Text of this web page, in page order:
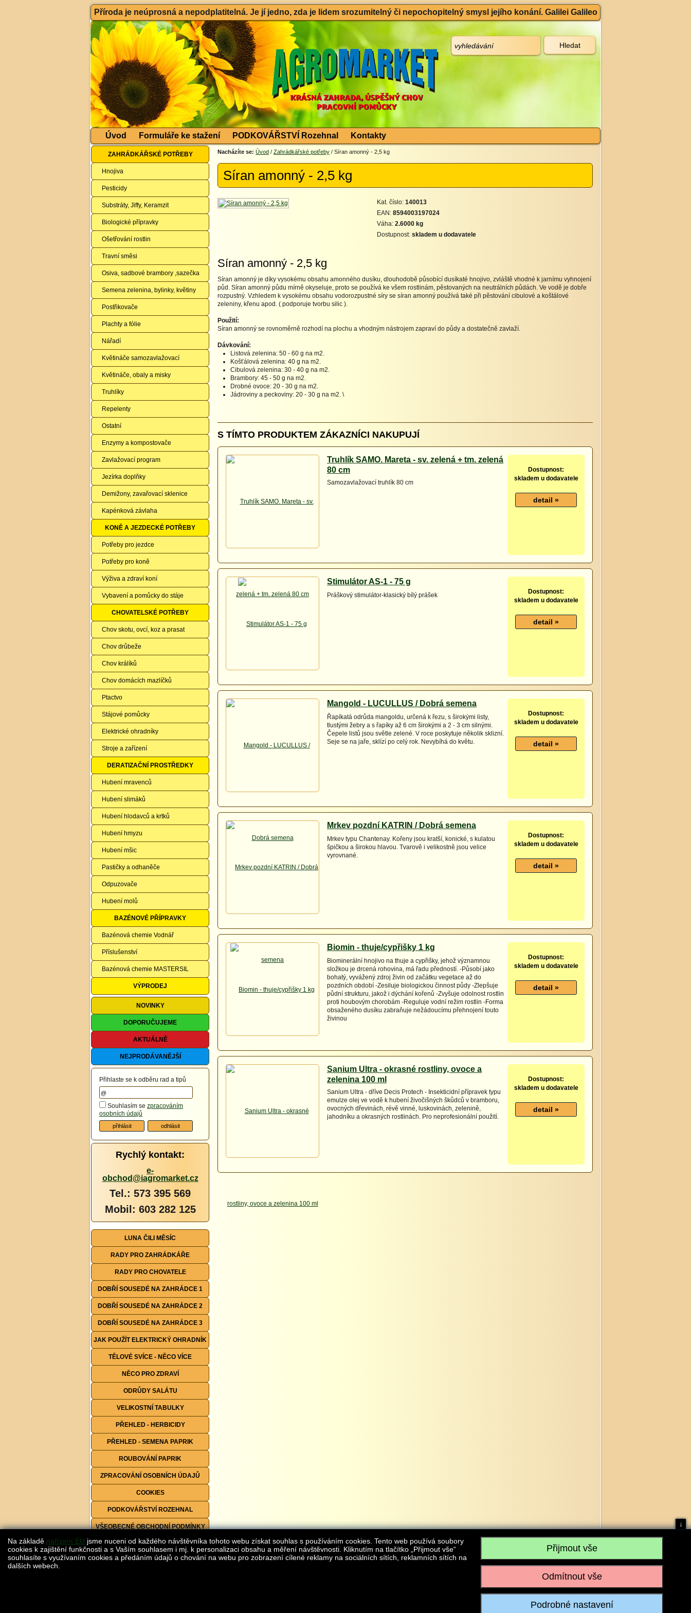
Příroda je neúprosná a nepodplatitelná. Je jí jedno, zda je lidem srozumitelný či nepochopitelný smysl jejího konání. Galilei Galileo
Úvod Formuláře ke stažení PODKOVÁŘSTVÍ Rozehnal Kontakty
ZAHRÁDKÁŘSKÉ POTŘEBY
Hnojiva
Pesticidy
Substráty, Jiffy, Keramzit
Biologické přípravky
Ošetřování rostlin
Travní směsi
Osiva, sadbové brambory ,sazečka
Semena zelenina, bylinky, květiny
Postřikovače
Plachty a fólie
Nářadí
Květináče samozavlažovací
Květináče, obaly a misky
Truhlíky
Repelenty
Ostatní
Enzymy a kompostovače
Zavlažovací program
Jezírka doplňky
Demižony, zavařovací sklenice
Kapénková závlaha
KONĚ A JEZDECKÉ POTŘEBY
Potřeby pro jezdce
Potřeby pro koně
Výživa a zdraví koní
Vybavení a pomůcky do stáje
CHOVATELSKÉ POTŘEBY
Chov skotu, ovcí, koz a prasat
Chov drůbeže
Chov králíků
Chov domácích mazlíčků
Ptactvo
Stájové pomůcky
Elektrické ohradníky
Stroje a zařízení
DERATIZAČNÍ PROSTŘEDKY
Hubení mravenců
Hubení slimáků
Hubení hlodavců a krtků
Hubení hmyzu
Hubení mšic
Pastičky a odhaněče
Odpuzovače
Hubení molů
BAZÉNOVÉ PŘÍPRAVKY
Bazénová chemie Vodnář
Příslušenství
Bazénová chemie MASTERSIL
VÝPRODEJ
NOVINKY
DOPORUČUJEME
AKTUÁLNĚ
NEJPRODÁVANĚJŠÍ
Přihlaste se k odběru rad a tipů
Souhlasím se zpracováním
osobních údajů
Rychlý kontakt:
e-
obchod@iagromarket.cz
Tel.: 573 395 569
Mobil: 603 282 125
LUNA ČILI MĚSÍC
RADY PRO ZAHRÁDKÁŘE
RADY PRO CHOVATELE
DOBŘÍ SOUSEDÉ NA ZAHRÁDCE 1
DOBŘÍ SOUSEDÉ NA ZAHRÁDCE 2
DOBŘÍ SOUSEDÉ NA ZAHRÁDCE 3
JAK POUŽÍT ELEKTRICKÝ OHRADNÍK
TĚLOVÉ SVÍCE - NĚCO VÍCE
NĚCO PRO ZDRAVÍ
ODRŮDY SALÁTU
VELIKOSTNÍ TABULKY
PŘEHLED - HERBICIDY
PŘEHLED - SEMENA PAPRIK
ROUBOVÁNÍ PAPRIK
ZPRACOVÁNÍ OSOBNÍCH ÚDAJŮ
COOKIES
PODKOVÁŘSTVÍ ROZEHNAL
VŠEOBECNÉ OBCHODNÍ PODMÍNKY
FORMULÁŘE KE STAŽENÍ
Nacházíte se: Úvod / Zahrádkářské potřeby / Síran amonný - 2,5 kg
Síran amonný - 2,5 kg
Kat. číslo: 140013
EAN: 8594003197024
Váha: 2.6000 kg
Dostupnost: skladem u dodavatele
Síran amonný - 2,5 kg
Síran amonný je díky vysokému obsahu amonného dusíku, dlouhodobě působící dusíkaté hnojivo, zvláště vhodné k jarnímu vyhnojení
půd. Síran amonný půdu mírně okyseluje, proto se používá ke všem rostlinám, pěstovaných na neutrálních půdách. Ve vodě je dobře
rozpustný. Vzhledem k vysokému obsahu vodorozpustné síry se síran amonný používá také při pěstování cibulové a koštálové
zeleniny, křenu apod. ( podporuje tvorbu silic ).
Použití:
Síran amonný se rovnoměrně rozhodí na plochu a vhodným nástrojem zapraví do půdy a dostatečně zavlaží.
Dávkování:
Listová zelenina: 50 - 60 g na m2.
Košťálová zelenina: 40 g na m2.
Cibulová zelenina: 30 - 40 g na m2.
Brambory: 45 - 50 g na m2.
Drobné ovoce: 20 - 30 g na m2.
Jádroviny a peckoviny: 20 - 30 g na m2. \
S TÍMTO PRODUKTEM ZÁKAZNÍCI NAKUPUJÍ
Truhlík SAMO. Mareta - sv. zelená + tm. zelená
80 cm
Samozavlažovací truhlík 80 cm
Dostupnost:
skladem u dodavatele
Stimulátor AS-1 - 75 g
Práškový stimulátor-klasický bílý prášek
Dostupnost:
skladem u dodavatele
Mangold - LUCULLUS / Dobrá semena
Řapíkatá odrůda mangoldu, určená k řezu, s širokými listy,
tlustými žebry a s řapíky až 6 cm širokými a 2 - 3 cm silnými.
Čepele listů jsou světle zelené. V roce poskytuje několik sklizní.
Seje se na jaře, sklízí po celý rok. Nevybíhá do květu.
Dostupnost:
skladem u dodavatele
Mrkev pozdní KATRIN / Dobrá semena
Mrkev typu Chantenay. Kořeny jsou kratší, konické, s kulatou
špičkou a širokou hlavou. Tvarově i velikostně jsou velice
vyrovnané.
Dostupnost:
skladem u dodavatele
Biomin - thuje/cypřišky 1 kg
Biominerální hnojivo na thuje a cypřišky, jehož významnou
složkou je drcená rohovina, má řadu předností. -Působí jako
bohatý, vyvážený zdroj živin od začátku vegetace až do
pozdních období -Zesiluje biologickou činnost půdy -Zlepšuje
půdní strukturu, jakož i dýchání kořenů -Zvyšuje odolnost rostlin
proti houbovým chorobám -Reguluje vodní režim rostlin -Forma
obsaženého dusíku zabraňuje nežádoucímu přehnojení touto
živinou
Dostupnost:
skladem u dodavatele
Sanium Ultra - okrasné rostliny, ovoce a
zelenina 100 ml
Sanium Ultra - dříve Decis Protech - Insekticidní přípravek typu
emulze olej ve vodě k hubení živočišných škůdců v bramboru,
ovocných dřevinách, révě vinné, luskovinách, zelenině,
jahodníku a okrasných rostlinách. Pro neprofesionální použití.
Dostupnost:
skladem u dodavatele
je AGROMARKET IRSI s.r.o., IČO: 28304845, se sídlem č.p. 17, 768 75 Loukov
Realizace:w-software.com
Na základě nařízení EU jsme nuceni od každého návštěvníka tohoto webu získat souhlas s používáním cookies. Tento web používá soubory
cookies k zajištění funkčnosti a s Vaším souhlasem i mj. k personalizaci obsahu a měření návštěvnosti. Kliknutím na tlačítko „Přijmout vše“
souhlasíte s využívaním cookies a předáním údajů o chování na webu pro zobrazení cílené reklamy na sociálních sítích, reklamních sítích na
dalších webech.
↓